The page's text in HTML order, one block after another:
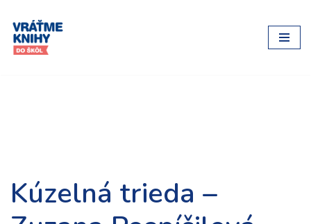
Preskočiť
na
Kúzelná trieda –